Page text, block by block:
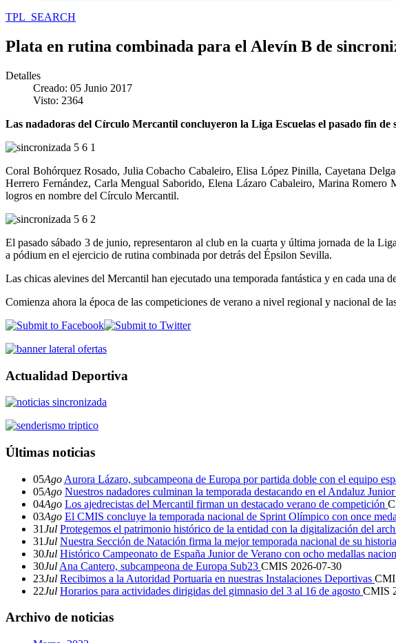
TPL_SEARCH
Plata en rutina combinada para el Alevín B de
Detalles
Creado: 05 Junio 2017
Visto: 2364
Las nadadoras del Círculo Mercantil concluyeron la Liga Escuelas el pasado fin
Coral Bohórquez Rosado, Julia Cobacho Cabaleiro, Elisa López Pinilla, Cayetana
Herrero Fernández, Carla Mengual Saborido, Elena Lázaro Cabaleiro, Marina Romero
logros en nombre del Círculo Mercantil.
El pasado sábado 3 de junio, representaron al club en la cuarta y última jornada de la
a pódium en el ejercicio de rutina combinada por detrás del Épsilon Sevilla.
Las chicas alevines del Mercantil han ejecutado una temporada fantástica y en cada
Comienza ahora la época de las competiciones de verano a nivel regional y nacional de
Actualidad Deportiva
Últimas noticias
05Ago Aurora Lázaro, subcampeona de Europa por partida doble con el equipo
05Ago Nuestros nadadores culminan la temporada destacando en el Andaluz
04Ago Los ajedrecistas del Mercantil firman un destacado verano de competición
03Ago El CMIS concluye la temporada nacional de Sprint Olímpico con once
31Jul Protegemos el patrimonio histórico de la entidad con la digitalización del
31Jul Nuestra Sección de Natación firma la mejor temporada nacional de su historia
30Jul Histórico Campeonato de España Junior de Verano con ocho medallas
30Jul Ana Cantero, subcampeona de Europa Sub23 CMIS 2026-07-30
23Jul Recibimos a la Autoridad Portuaria en nuestras Instalaciones Deportivas
22Jul Horarios para actividades dirigidas del gimnasio del 3 al 16 de agosto CMIS
Archivo de noticias